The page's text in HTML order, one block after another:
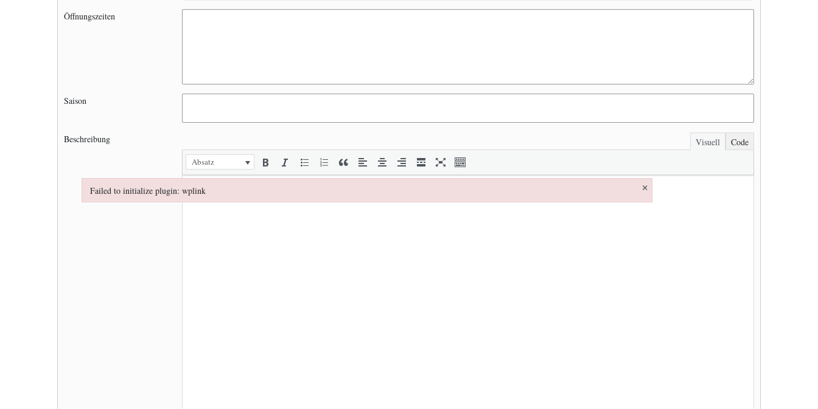
Öffnungszeiten
Saison
Beschreibung Visuell Code
Absatz
Failed to initialize plugin: wplink ×
Failed to initialize plugin: wplink